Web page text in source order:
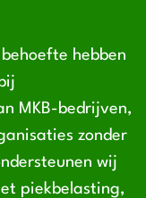
hebben
bij
MKB-bedrijven,
zonder
wij
piekbelasting,